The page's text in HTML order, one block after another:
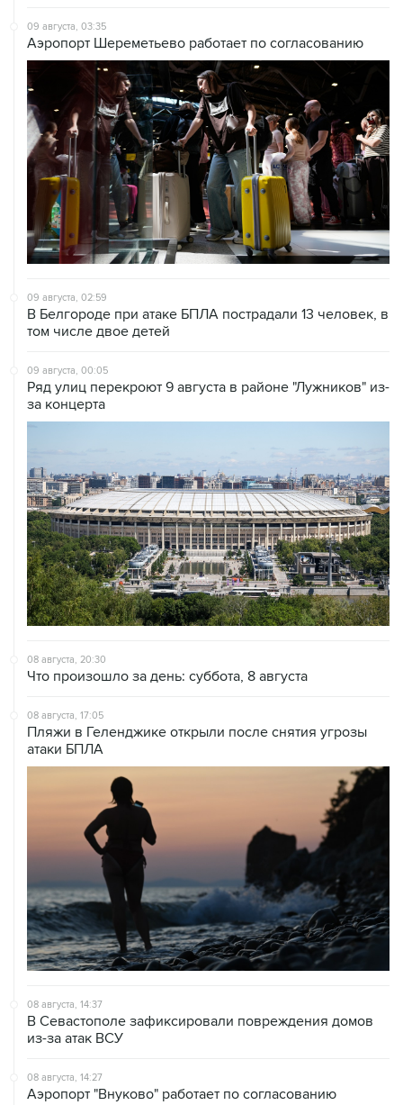
09 августа, 03:35
Аэропорт Шереметьево работает по согласованию
09 августа, 02:59
В Белгороде при атаке БПЛА пострадали 13 человек, в
том числе двое детей
09 августа, 00:05
Ряд улиц перекроют 9 августа в районе "Лужников" из-
за концерта
08 августа, 20:30
Что произошло за день: суббота, 8 августа
08 августа, 17:05
Пляжи в Геленджике открыли после снятия угрозы
атаки БПЛА
08 августа, 14:37
В Севастополе зафиксировали повреждения домов
из-за атак ВСУ
08 августа, 14:27
Аэропорт "Внуково" работает по согласованию